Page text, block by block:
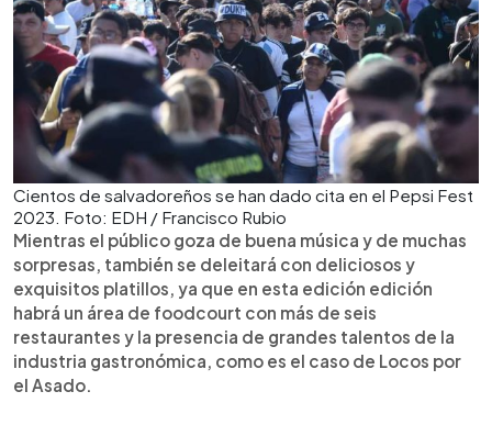
Cientos de salvadoreños se han dado cita en el Pepsi Fest
2023. Foto: EDH / Francisco Rubio
Mientras el público goza de buena música y de muchas
sorpresas, también se deleitará con deliciosos y
exquisitos platillos, ya que en esta edición edición
habrá un área de foodcourt con más de seis
restaurantes y la presencia de grandes talentos de la
industria gastronómica, como es el caso de Locos por
el Asado.